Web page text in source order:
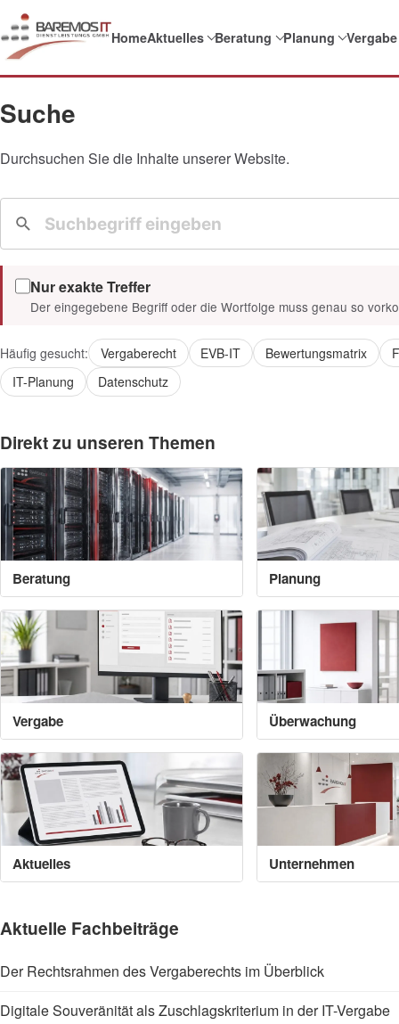
HomeAktuelles Beratung Planung Vergabe
Suche
Durchsuchen Sie die Inhalte unserer Website.
Nur exakte Treffer
Der eingegebene Begriff oder die Wortfolge muss genau so
Häufig gesucht: Vergaberecht EVB-IT Bewertungsmatrix
IT-Planung
Datenschutz
Direkt zu unseren Themen
Beratung Planung
Vergabe Überwachung
Aktuelles Unternehmen
Aktuelle Fachbeiträge
Der Rechtsrahmen des Vergaberechts im Überblick
Digitale Souveränität als Zuschlagskriterium in der IT-Vergabe